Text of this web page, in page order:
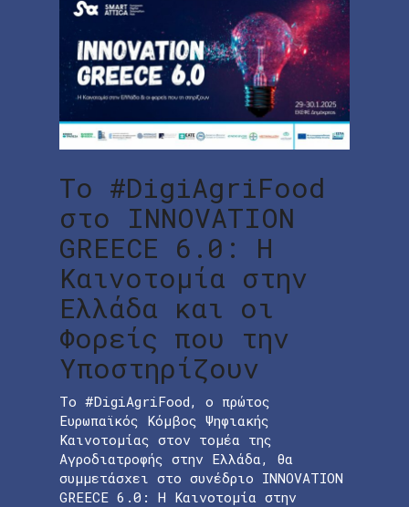
Το #DigiAgriFood
στο INNOVATION
GREECE 6.0: Η
Καινοτομία στην
Ελλάδα και οι
Φορείς που την
Υποστηρίζουν
Το #DigiAgriFood, ο πρώτος
Ευρωπαϊκός Κόμβος Ψηφιακής
Καινοτομίας στον τομέα της
Αγροδιατροφής στην Ελλάδα, θα
συμμετάσχει στο συνέδριο INNOVATION
GREECE 6.0: Η Καινοτομία στην